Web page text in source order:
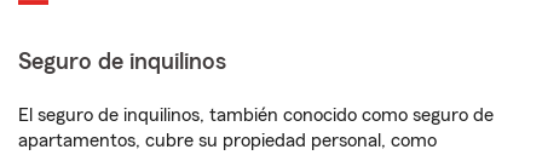
Seguro de inquilinos
El seguro de inquilinos, también conocido como seguro de
apartamentos, cubre su propiedad personal, como